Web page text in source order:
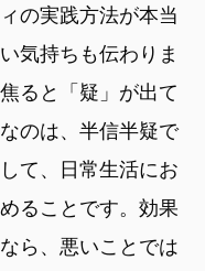
の実践方法が本当
気持ちも伝わりま
ると「疑」が出て
のは、半信半疑で
て、日常生活にお
ることです。効果
ら、悪いことでは